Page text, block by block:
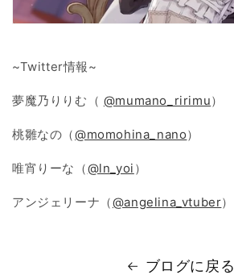
~Twitter情報~
夢魔乃りりむ（ @mumano_ririmu）
桃雛なの（@momohina_nano）
唯宵りーな（@ln_yoi ）
アンジェリーナ（@angelina_vtuber）
ブログに戻る